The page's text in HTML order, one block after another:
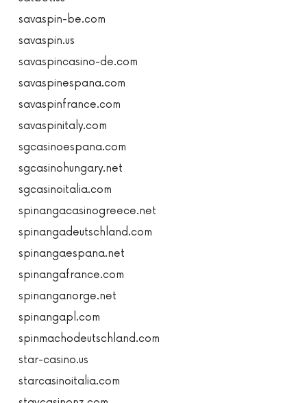
savaspin-be.com
savaspin.us
savaspincasino-de.com
savaspinespana.com
savaspinfrance.com
savaspinitaly.com
sgcasinoespana.com
sgcasinohungary.net
sgcasinoitalia.com
spinangacasinogreece.net
spinangadeutschland.com
spinangaespana.net
spinangafrance.com
spinanganorge.net
spinangapl.com
spinmachodeutschland.com
star-casino.us
starcasinoitalia.com